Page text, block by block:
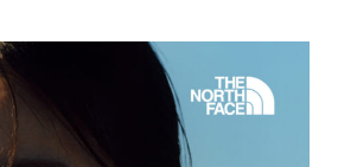
#マイナーグッド図鑑
#MONTHLY JOURNAL
#フイナムのYouTube
#FOCUS IT